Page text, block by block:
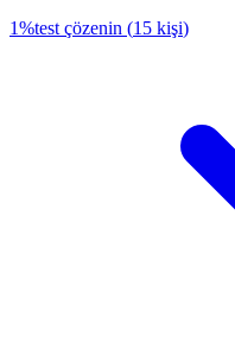
1%test çözenin (15 kişi)